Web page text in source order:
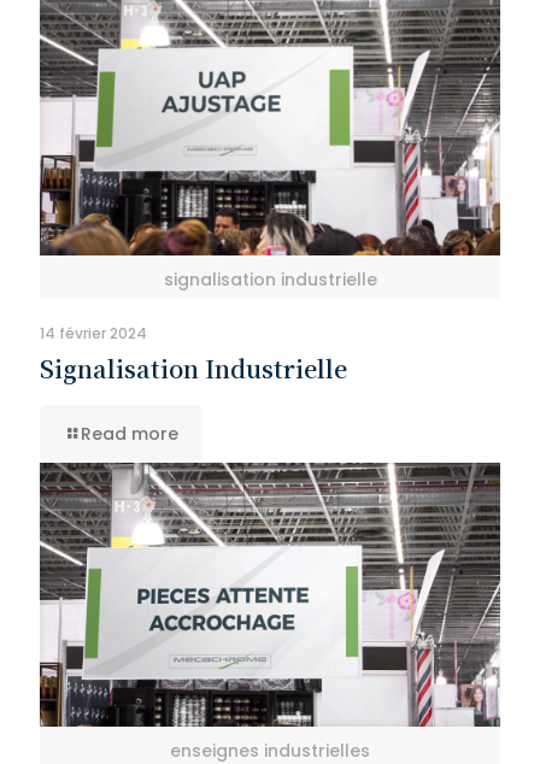
signalisation industrielle
14 février 2024
Signalisation Industrielle
Read more
enseignes industrielles